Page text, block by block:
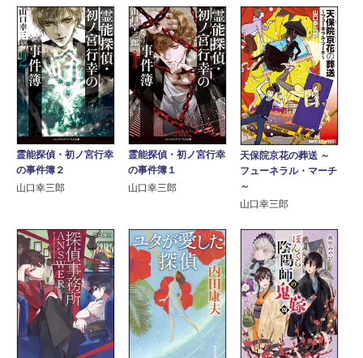
霊能探偵・初ノ宮行幸
の事件簿２
山口幸三郎
霊能探偵・初ノ宮行幸
の事件簿１
山口幸三郎
天保院京花の葬送 ～
フューネラル・マーチ
～
山口幸三郎